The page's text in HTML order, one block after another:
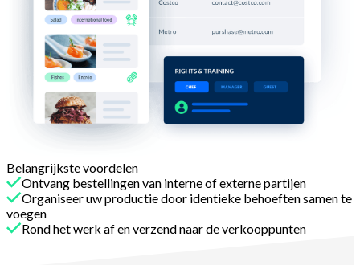
Belangrijkste voordelen
Ontvang bestellingen van interne of externe partijen
Organiseer uw productie door identieke behoeften samen te
voegen
Rond het werk af en verzend naar de verkooppunten